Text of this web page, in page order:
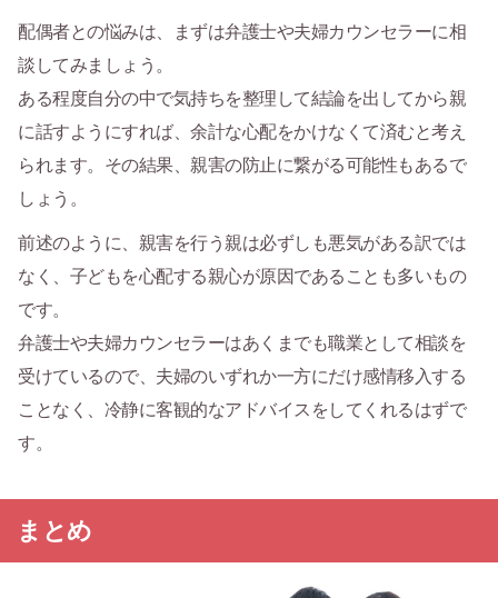
配偶者との悩みは、まずは弁護士や夫婦カウンセラーに相
談してみましょう。
ある程度自分の中で気持ちを整理して結論を出してから親
に話すようにすれば、余計な心配をかけなくて済むと考え
られます。その結果、親害の防止に繋がる可能性もあるで
しょう。
前述のように、親害を行う親は必ずしも悪気がある訳では
なく、子どもを心配する親心が原因であることも多いもの
です。
弁護士や夫婦カウンセラーはあくまでも職業として相談を
受けているので、夫婦のいずれか一方にだけ感情移入する
ことなく、冷静に客観的なアドバイスをしてくれるはずで
す。
まとめ